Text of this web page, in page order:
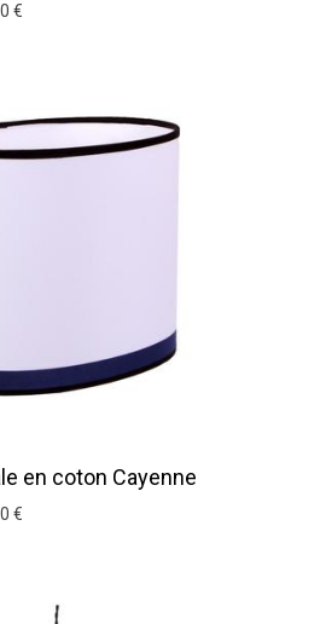
€
en coton Cayenne
€